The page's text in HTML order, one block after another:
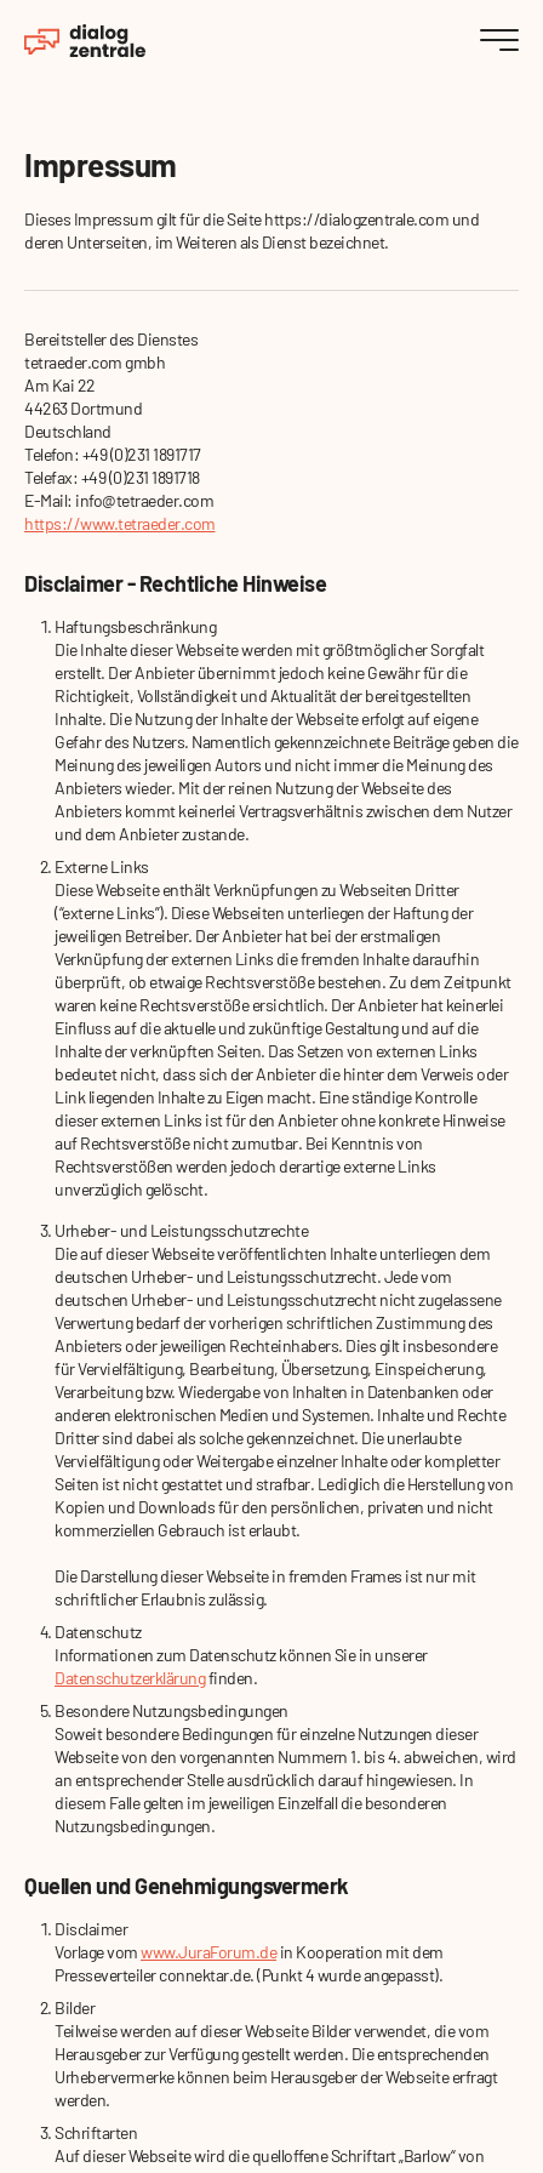
Impressum
Dieses Impressum gilt für die Seite https://dialogzentrale.com und
deren Unterseiten, im Weiteren als Dienst bezeichnet.
Bereitsteller des Dienstes
tetraeder.com gmbh
Am Kai 22
44263 Dortmund
Deutschland
Telefon: +49 (0)231 1891717
Telefax: +49 (0)231 1891718
E-Mail: info@tetraeder.com
https://www.tetraeder.com
Disclaimer - Rechtliche Hinweise
Haftungsbeschränkung
Die Inhalte dieser Webseite werden mit größtmöglicher Sorgfalt
erstellt. Der Anbieter übernimmt jedoch keine Gewähr für die
Richtigkeit, Vollständigkeit und Aktualität der bereitgestellten
Inhalte. Die Nutzung der Inhalte der Webseite erfolgt auf eigene
Gefahr des Nutzers. Namentlich gekennzeichnete Beiträge geben die
Meinung des jeweiligen Autors und nicht immer die Meinung des
Anbieters wieder. Mit der reinen Nutzung der Webseite des
Anbieters kommt keinerlei Vertragsverhältnis zwischen dem Nutzer
und dem Anbieter zustande.
Externe Links
Diese Webseite enthält Verknüpfungen zu Webseiten Dritter
(“externe Links”). Diese Webseiten unterliegen der Haftung der
jeweiligen Betreiber. Der Anbieter hat bei der erstmaligen
Verknüpfung der externen Links die fremden Inhalte daraufhin
überprüft, ob etwaige Rechtsverstöße bestehen. Zu dem Zeitpunkt
waren keine Rechtsverstöße ersichtlich. Der Anbieter hat keinerlei
Einfluss auf die aktuelle und zukünftige Gestaltung und auf die
Inhalte der verknüpften Seiten. Das Setzen von externen Links
bedeutet nicht, dass sich der Anbieter die hinter dem Verweis oder
Link liegenden Inhalte zu Eigen macht. Eine ständige Kontrolle
dieser externen Links ist für den Anbieter ohne konkrete Hinweise
auf Rechtsverstöße nicht zumutbar. Bei Kenntnis von
Rechtsverstößen werden jedoch derartige externe Links
unverzüglich gelöscht.
Urheber- und Leistungsschutzrechte
Die auf dieser Webseite veröffentlichten Inhalte unterliegen dem
deutschen Urheber- und Leistungsschutzrecht. Jede vom
deutschen Urheber- und Leistungsschutzrecht nicht zugelassene
Verwertung bedarf der vorherigen schriftlichen Zustimmung des
Anbieters oder jeweiligen Rechteinhabers. Dies gilt insbesondere
für Vervielfältigung, Bearbeitung, Übersetzung, Einspeicherung,
Verarbeitung bzw. Wiedergabe von Inhalten in Datenbanken oder
anderen elektronischen Medien und Systemen. Inhalte und Rechte
Dritter sind dabei als solche gekennzeichnet. Die unerlaubte
Vervielfältigung oder Weitergabe einzelner Inhalte oder kompletter
Seiten ist nicht gestattet und strafbar. Lediglich die Herstellung von
Kopien und Downloads für den persönlichen, privaten und nicht
kommerziellen Gebrauch ist erlaubt.
Die Darstellung dieser Webseite in fremden Frames ist nur mit
schriftlicher Erlaubnis zulässig.
Datenschutz
Informationen zum Datenschutz können Sie in unserer
Datenschutzerklärungfinden.
Besondere Nutzungsbedingungen
Soweit besondere Bedingungen für einzelne Nutzungen dieser
Webseite von den vorgenannten Nummern 1. bis 4. abweichen, wird
an entsprechender Stelle ausdrücklich darauf hingewiesen. In
diesem Falle gelten im jeweiligen Einzelfall die besonderen
Nutzungsbedingungen.
Quellen und Genehmigungsvermerk
Disclaimer
Vorlage vomwww.JuraForum.dein Kooperation mit dem
Presseverteiler connektar.de. (Punkt 4 wurde angepasst).
Bilder
Teilweise werden auf dieser Webseite Bilder verwendet, die vom
Herausgeber zur Verfügung gestellt werden. Die entsprechenden
Urhebervermerke können beim Herausgeber der Webseite erfragt
werden.
Schriftarten
Auf dieser Webseite wird die quelloffene Schriftart „Barlow“ von